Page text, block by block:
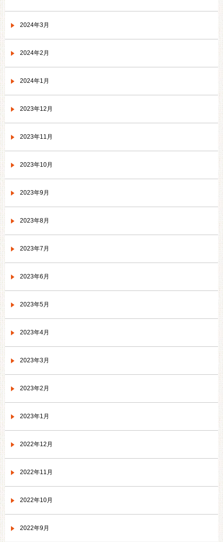
2024年3月
2024年2月
2024年1月
2023年12月
2023年11月
2023年10月
2023年9月
2023年8月
2023年7月
2023年6月
2023年5月
2023年4月
2023年3月
2023年2月
2023年1月
2022年12月
2022年11月
2022年10月
2022年9月